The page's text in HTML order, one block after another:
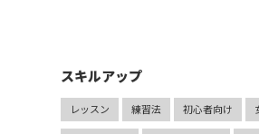
スキルアップ
レッスン 練習法 初心者向け